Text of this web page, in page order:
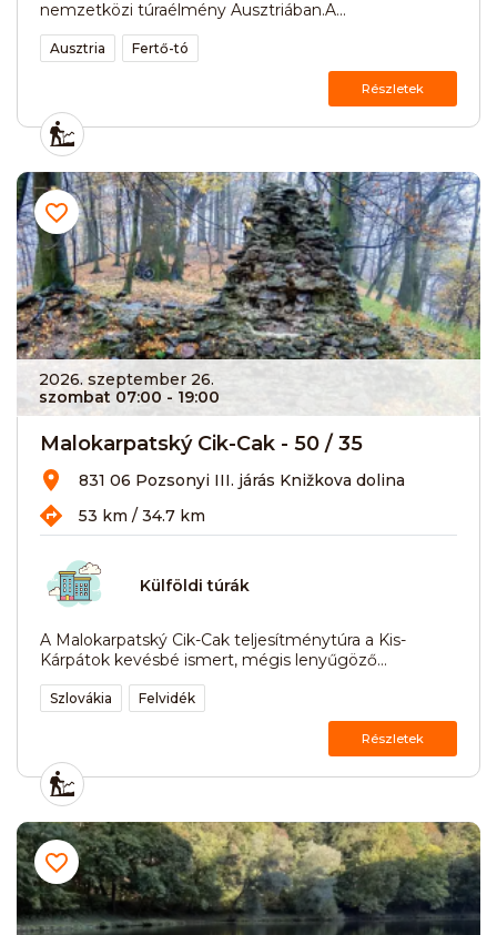
nemzetközi túraélmény Ausztriában.A...
Ausztria Fertő-tó
Részletek
2026. szeptember 26.
szombat 07:00 - 19:00
Malokarpatský Cik-Cak - 50 / 35
831 06 Pozsonyi III. járás Knižkova dolina
53 km / 34.7 km
Külföldi túrák
A Malokarpatský Cik-Cak teljesítménytúra a Kis-
Kárpátok kevésbé ismert, mégis lenyűgöző...
Szlovákia Felvidék
Részletek